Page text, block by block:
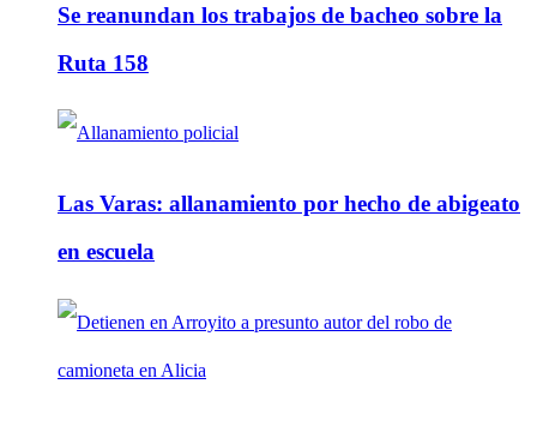
Se reanundan los trabajos de bacheo sobre la
Ruta 158
Las Varas: allanamiento por hecho de abigeato
en escuela